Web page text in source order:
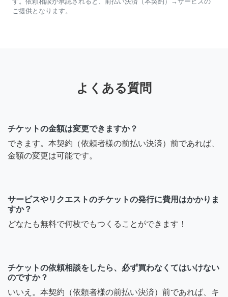
ご提供となります。
よくある質問
チケットの金額は変更できますか？
できます。本契約（依頼者様の前払い決済）前であれば、
金額の変更は可能です。
サービスやリクエストのチケットの発行に費用はかかりま
すか？
どなたも無料で何枚でもつくることができます！
チケットの依頼相談をしたら、必ず買わなくてはいけない
のですか？
いいえ。本契約（依頼者様の前払い決済）前であれば、キ